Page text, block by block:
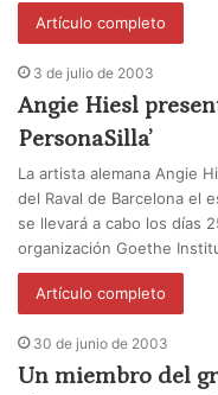
Artículo completo
3 de julio de 2003
Angie Hiesl
PersonaSilla’
La artista alemana Angie
del Raval de Barcelona el
se llevará a cabo los días
organización Goethe
Artículo completo
30 de junio de 2003
Un miembro del